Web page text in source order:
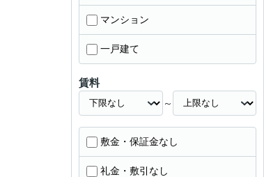
マンション
一戸建て
賃料
～
敷金・保証金なし
礼金・敷引なし